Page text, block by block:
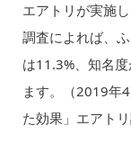
エアトリが実施
調査によれば、
は11.3%、知名
ます。（2019年
た効果」エアトリ